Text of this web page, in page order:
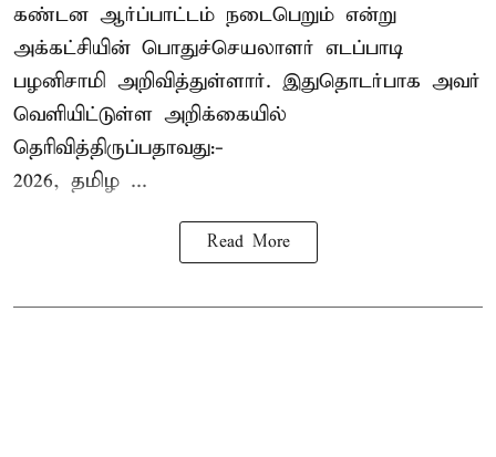
கண்டன ஆர்ப்பாட்டம் நடைபெறும் என்று
அக்கட்சியின் பொதுச்செயலாளர் எடப்பாடி
பழனிசாமி அறிவித்துள்ளார். இதுதொடர்பாக அவர்
வெளியிட்டுள்ள அறிக்கையில்
தெரிவித்திருப்பதாவது:-
2026, தமிழ ...
Read More